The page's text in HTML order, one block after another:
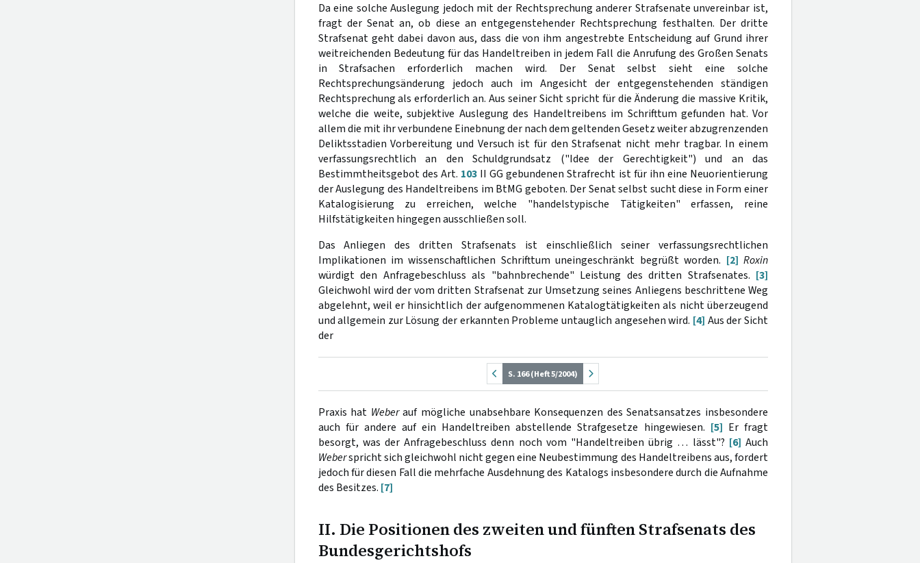
Da eine solche Auslegung jedoch mit der Rechtsprechung anderer Strafsenate unvereinbar ist,
fragt der Senat an, ob diese an entgegenstehender Rechtsprechung festhalten. Der dritte
Strafsenat geht dabei davon aus, dass die von ihm angestrebte Entscheidung auf Grund ihrer
weitreichenden Bedeutung für das Handeltreiben in jedem Fall die Anrufung des Großen Senats
in Strafsachen erforderlich machen wird. Der Senat selbst sieht eine solche
Rechtsprechungsänderung jedoch auch im Angesicht der entgegenstehenden ständigen
Rechtsprechung als erforderlich an. Aus seiner Sicht spricht für die Änderung die massive Kritik,
welche die weite, subjektive Auslegung des Handeltreibens im Schrifttum gefunden hat. Vor
allem die mit ihr verbundene Einebnung der nach dem geltenden Gesetz weiter abzugrenzenden
Deliktsstadien Vorbereitung und Versuch ist für den Strafsenat nicht mehr tragbar. In einem
verfassungsrechtlich an den Schuldgrundsatz ("Idee der Gerechtigkeit") und an das
Bestimmtheitsgebot des Art. 103II GG gebundenen Strafrecht ist für ihn eine Neuorientierung
der Auslegung des Handeltreibens im BtMG geboten. Der Senat selbst sucht diese in Form einer
Katalogisierung zu erreichen, welche "handelstypische Tätigkeiten" erfassen, reine
Hilfstätigkeiten hingegen ausschließen soll.
Das Anliegen des dritten Strafsenats ist einschließlich seiner verfassungsrechtlichen
Implikationen im wissenschaftlichen Schrifttum uneingeschränkt begrüßt worden. [2] Roxin
würdigt den Anfragebeschluss als "bahnbrechende" Leistung des dritten Strafsenates. [3]
Gleichwohl wird der vom dritten Strafsenat zur Umsetzung seines Anliegens beschrittene Weg
abgelehnt, weil er hinsichtlich der aufgenommenen Katalogtätigkeiten als nicht überzeugend
und allgemein zur Lösung der erkannten Probleme untauglich angesehen wird. [4] Aus der Sicht
der
S. 166 (Heft 5/2004)
Praxis hat Weberauf mögliche unabsehbare Konsequenzen des Senatsansatzes insbesondere
auch für andere auf ein Handeltreiben abstellende Strafgesetze hingewiesen. [5] Er fragt
besorgt, was der Anfragebeschluss denn noch vom "Handeltreiben übrig … lässt"? [6] Auch
Weberspricht sich gleichwohl nicht gegen eine Neubestimmung des Handeltreibens aus, fordert
jedoch für diesen Fall die mehrfache Ausdehnung des Katalogs insbesondere durch die Aufnahme
des Besitzes. [7]
II. Die Positionen des zweiten und fünften Strafsenats des
Bundesgerichtshofs